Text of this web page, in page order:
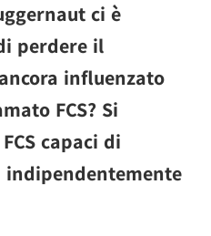
ci è
perdere il
influenzato
FCS? Si
capaci di